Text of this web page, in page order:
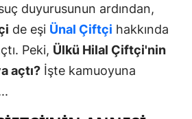
suç duyurusunun ardından,
de eşi Ünal Çiftçi hakkında
Peki, Ülkü Hilal Çiftçi'nin
açtı? İşte kamuoyuna